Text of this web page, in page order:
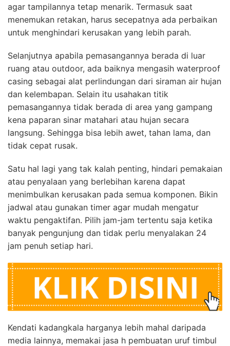
agar tampilannya tetap menarik. Termasuk saat
menemukan retakan, harus secepatnya ada perbaikan
untuk menghindari kerusakan yang lebih parah.
Selanjutnya apabila pemasangannya berada di luar
ruang atau outdoor, ada baiknya mengasih waterproof
casing sebagai alat perlindungan dari siraman air hujan
dan kelembapan. Selain itu usahakan titik
pemasangannya tidak berada di area yang gampang
kena paparan sinar matahari atau hujan secara
langsung. Sehingga bisa lebih awet, tahan lama, dan
tidak cepat rusak.
Satu hal lagi yang tak kalah penting, hindari pemakaian
atau penyalaan yang berlebihan karena dapat
menimbulkan kerusakan pada semua komponen. Bikin
jadwal atau gunakan timer agar mudah mengatur
waktu pengaktifan. Pilih jam-jam tertentu saja ketika
banyak pengunjung dan tidak perlu menyalakan 24
jam penuh setiap hari.
Kendati kadangkala harganya lebih mahal daripada
media lainnya, memakai jasa h pembuatan uruf timbul